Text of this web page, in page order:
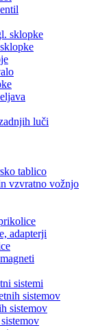
sklopke
luči
tablico
vzvratno vožnjo
adapterji
sistemi
sistemov
sistemov